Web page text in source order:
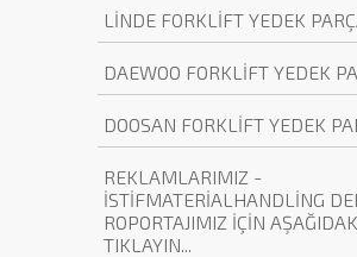
LİNDE FORKLİFT YEDEK
DAEWOO FORKLİFT YEDEK
DOOSAN FORKLİFT YEDEK
REKLAMLARIMIZ -
İSTİFMATERİALHANDLİNG
ROPORTAJIMIZ İÇİN
TIKLAYIN...